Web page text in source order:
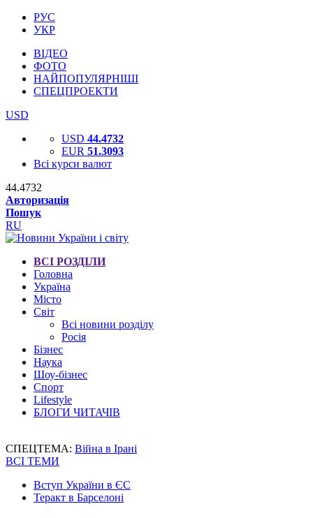
РУС
УКР
ВІДЕО
ФОТО
НАЙПОПУЛЯРНІШІ
СПЕЦПРОЕКТИ
USD
USD 44.4732
EUR 51.3093
Всі курси валют
44.4732
Авторизація
Пошук
RU
ВСІ РОЗДІЛИ
Головна
Україна
Місто
Світ
Всі новини розділу
Росія
Бізнес
Наука
Шоу-бізнес
Спорт
Lifestyle
БЛОГИ ЧИТАЧІВ
СПЕЦТЕМА: Війна в Ірані
ВСІ ТЕМИ
Вступ України в ЄС
Теракт в Барселоні